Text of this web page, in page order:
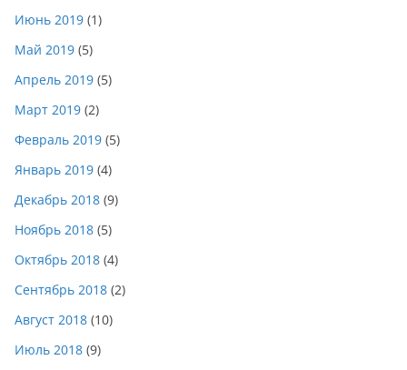
Июнь 2019 (1)
Май 2019 (5)
Апрель 2019 (5)
Март 2019 (2)
Февраль 2019 (5)
Январь 2019 (4)
Декабрь 2018 (9)
Ноябрь 2018 (5)
Октябрь 2018 (4)
Сентябрь 2018 (2)
Август 2018 (10)
Июль 2018 (9)